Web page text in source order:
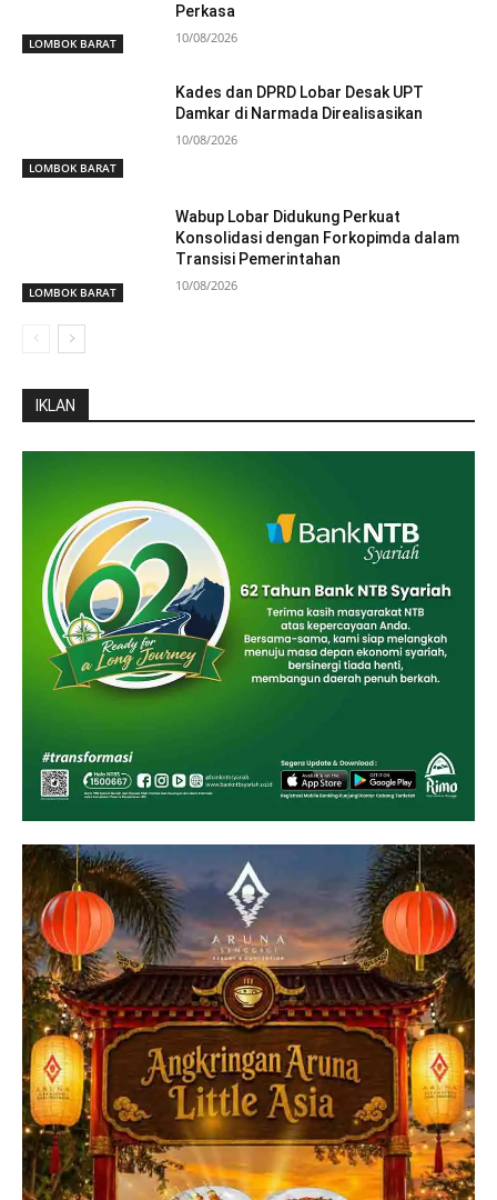
LOMBOK BARAT
Perkasa
10/08/2026
LOMBOK BARAT
Kades dan DPRD Lobar Desak UPT
Damkar di Narmada Direalisasikan
10/08/2026
LOMBOK BARAT
Wabup Lobar Didukung Perkuat
Konsolidasi dengan Forkopimda dalam
Transisi Pemerintahan
10/08/2026
IKLAN